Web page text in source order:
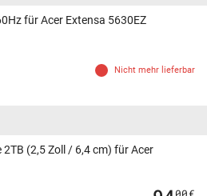
für Acer Extensa 5630EZ
Nicht mehr lieferbar
(2,5 Zoll / 6,4 cm) für Acer
00€